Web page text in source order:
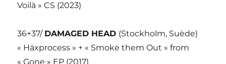
Voilà » CS (2023)
36+37/ DAMAGED HEAD (Stockholm, Suède)
« Häxprocess » + « Smoke them Out » from
« Gone » EP (2017)